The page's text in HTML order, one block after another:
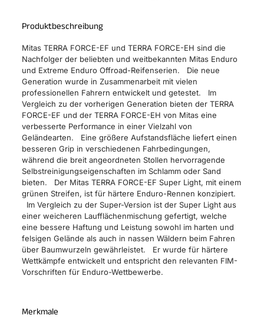
Produktbeschreibung
Mitas TERRA FORCE-EF und TERRA FORCE-EH sind die
Nachfolger der beliebten und weitbekannten Mitas Enduro
und Extreme Enduro Offroad-Reifenserien. Die neue
Generation wurde in Zusammenarbeit mit vielen
professionellen Fahrern entwickelt und getestet. Im
Vergleich zu der vorherigen Generation bieten der TERRA
FORCE-EF und der TERRA FORCE-EH von Mitas eine
verbesserte Performance in einer Vielzahl von
Geländearten. Eine größere Aufstandsfläche liefert einen
besseren Grip in verschiedenen Fahrbedingungen,
während die breit angeordneten Stollen hervorragende
Selbstreinigungseigenschaften im Schlamm oder Sand
bieten. Der Mitas TERRA FORCE-EF Super Light, mit einem
grünen Streifen, ist für härtere Enduro-Rennen konzipiert.
Im Vergleich zu der Super-Version ist der Super Light aus
einer weicheren Laufflächenmischung gefertigt, welche
eine bessere Haftung und Leistung sowohl im harten und
felsigen Gelände als auch in nassen Wäldern beim Fahren
über Baumwurzeln gewährleistet. Er wurde für härtere
Wettkämpfe entwickelt und entspricht den relevanten FIM-
Vorschriften für Enduro-Wettbewerbe.
Merkmale